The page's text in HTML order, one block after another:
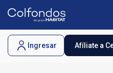
Afíliate a
Ingresar